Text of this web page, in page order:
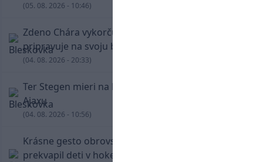
(05. 08. 2026 - 10:46)
Zdeno Chára vykorčuľoval na ľad! V Trenčíne sa
pripravuje na svoju blížiacu sa rozlúčku
(04. 08. 2026 - 20:33)
Ter Stegen mieri na hosťovanie do slávneho
Ajaxu
(04. 08. 2026 - 10:56)
Krásne gesto obrovskej legendy. Chára
prekvapil deti v hokejovej škole Mariána